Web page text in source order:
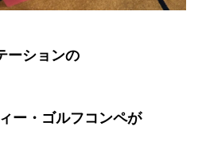
ーションの
ー・ゴルフコンペが